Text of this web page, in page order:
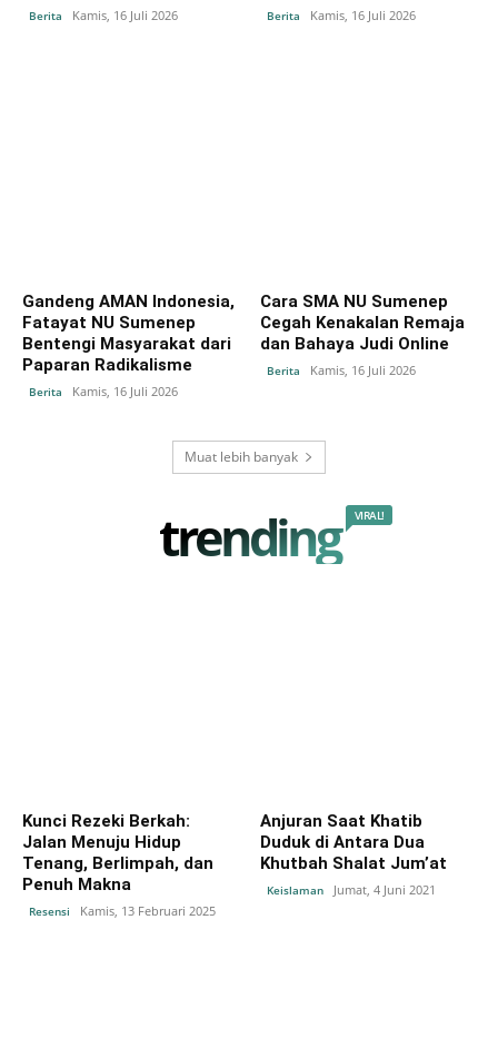
Berita Kamis, 16 Juli 2026 Berita Kamis, 16 Juli 2026
Gandeng AMAN Indonesia,
Fatayat NU Sumenep
Bentengi Masyarakat dari
Paparan Radikalisme
Berita Kamis, 16 Juli 2026
Cara SMA NU Sumenep
Cegah Kenakalan Remaja
dan Bahaya Judi Online
Berita Kamis, 16 Juli 2026
Muat lebih banyak
trending VIRAL!
Kunci Rezeki Berkah:
Jalan Menuju Hidup
Tenang, Berlimpah, dan
Penuh Makna
Resensi Kamis, 13 Februari 2025
Anjuran Saat Khatib
Duduk di Antara Dua
Khutbah Shalat Jum’at
Keislaman Jumat, 4 Juni 2021